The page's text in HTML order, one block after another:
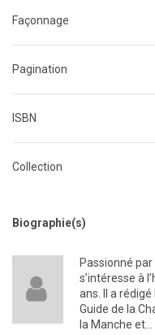
Façonnage
Pagination
ISBN
Collection
Biographie(s)
Passionné par
s’intéresse à
ans. Il a rédigé
Guide de la
la Manche et…